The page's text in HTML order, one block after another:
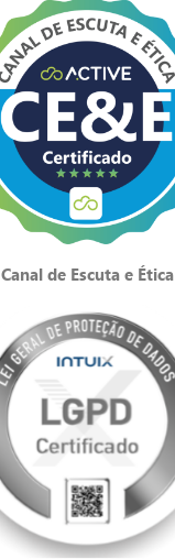
Canal de Escuta e Ética